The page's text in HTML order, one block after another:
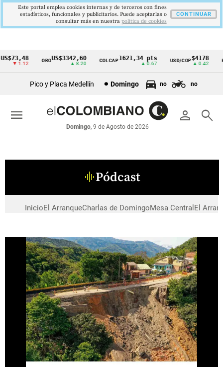
Cintillo
económicos
Colombia
▼ 1.12
OROUS$3342,60
▲ 8.20
COLCAP1621,34 pts
▲ 0.67
USD/COP$4178
▲ 0.42
Pico y Placa Medellín Domingo no no
person search
Domingo, 9 de Agosto de 2026
menu
graphic_eqPódcast
InicioEl ArranqueCharlas de DomingoMesa Central El
Este portal emplea cookies internas y de terceros con fines
estadísticos, funcionales y publicitarios. Puede aceptarlas o
consultar más en nuestra politica de cookies
CONTINUAR